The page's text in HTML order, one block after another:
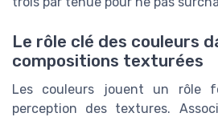
Le rôle clé des couleurs
compositions texturées
Les couleurs jouent un rôle
perception des textures.